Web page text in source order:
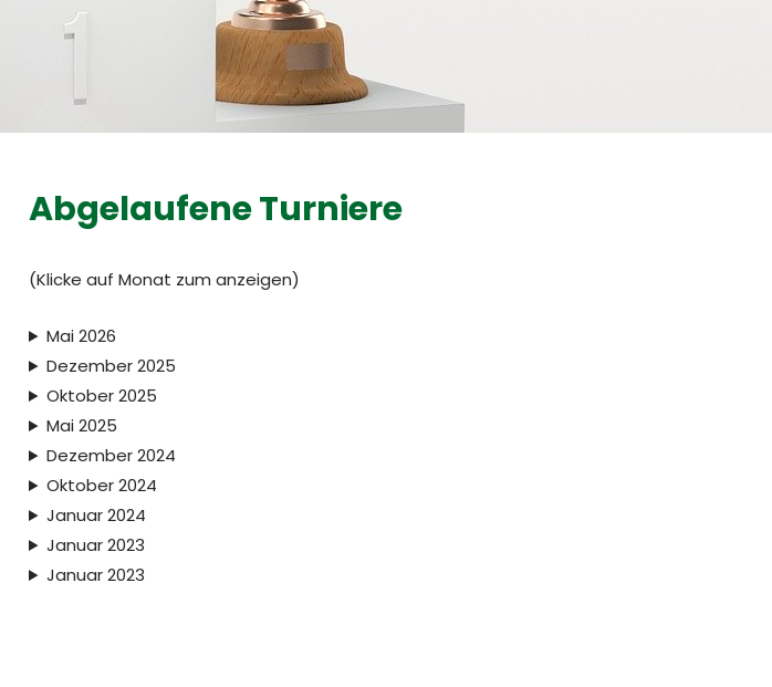
Abgelaufene Turniere
(Klicke auf Monat zum anzeigen)
Mai 2026
Dezember 2025
Oktober 2025
Mai 2025
Dezember 2024
Oktober 2024
Januar 2024
Januar 2023
Januar 2023